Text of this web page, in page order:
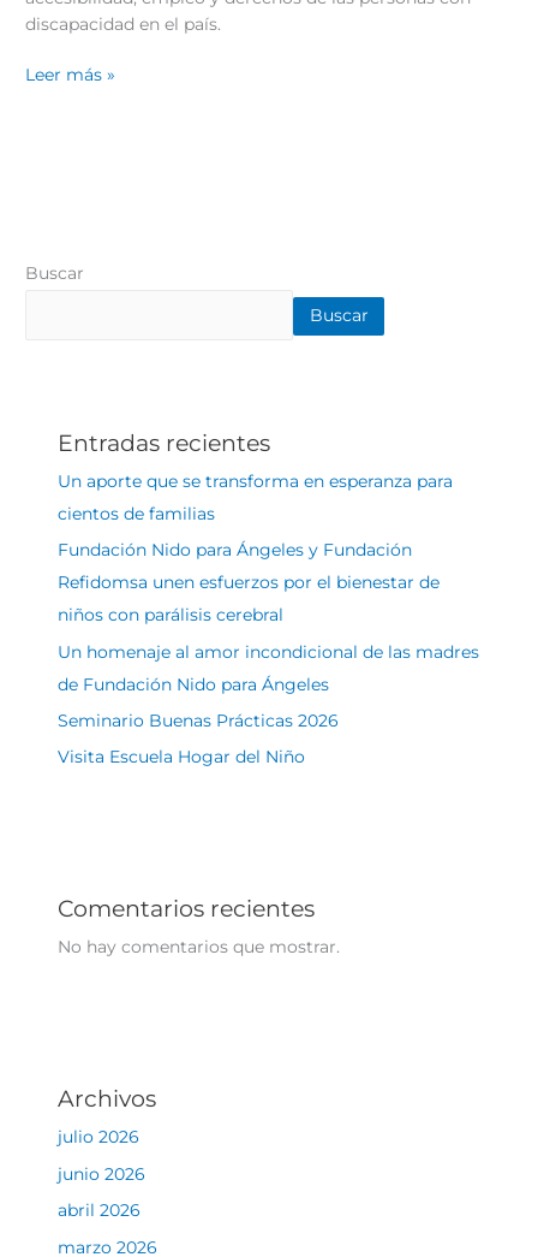
discapacidad en el país.
Leer más »
Buscar
Buscar
Entradas recientes
Un aporte que se transforma en esperanza para
cientos de familias
Fundación Nido para Ángeles y Fundación
Refidomsa unen esfuerzos por el bienestar de
niños con parálisis cerebral
Un homenaje al amor incondicional de las madres
de Fundación Nido para Ángeles
Seminario Buenas Prácticas 2026
Visita Escuela Hogar del Niño
Comentarios recientes
No hay comentarios que mostrar.
Archivos
julio 2026
junio 2026
abril 2026
marzo 2026